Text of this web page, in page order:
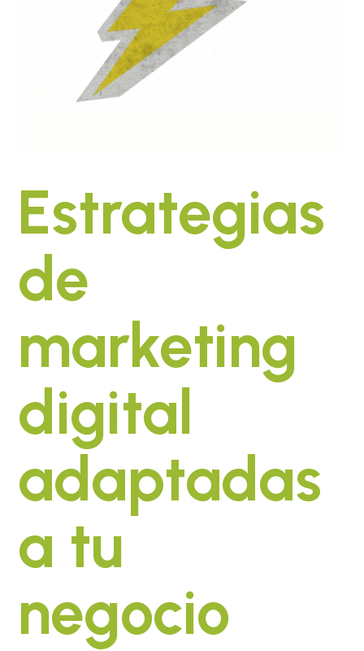
Estrategias
de
marketing
digital
adaptadas
a tu
negocio